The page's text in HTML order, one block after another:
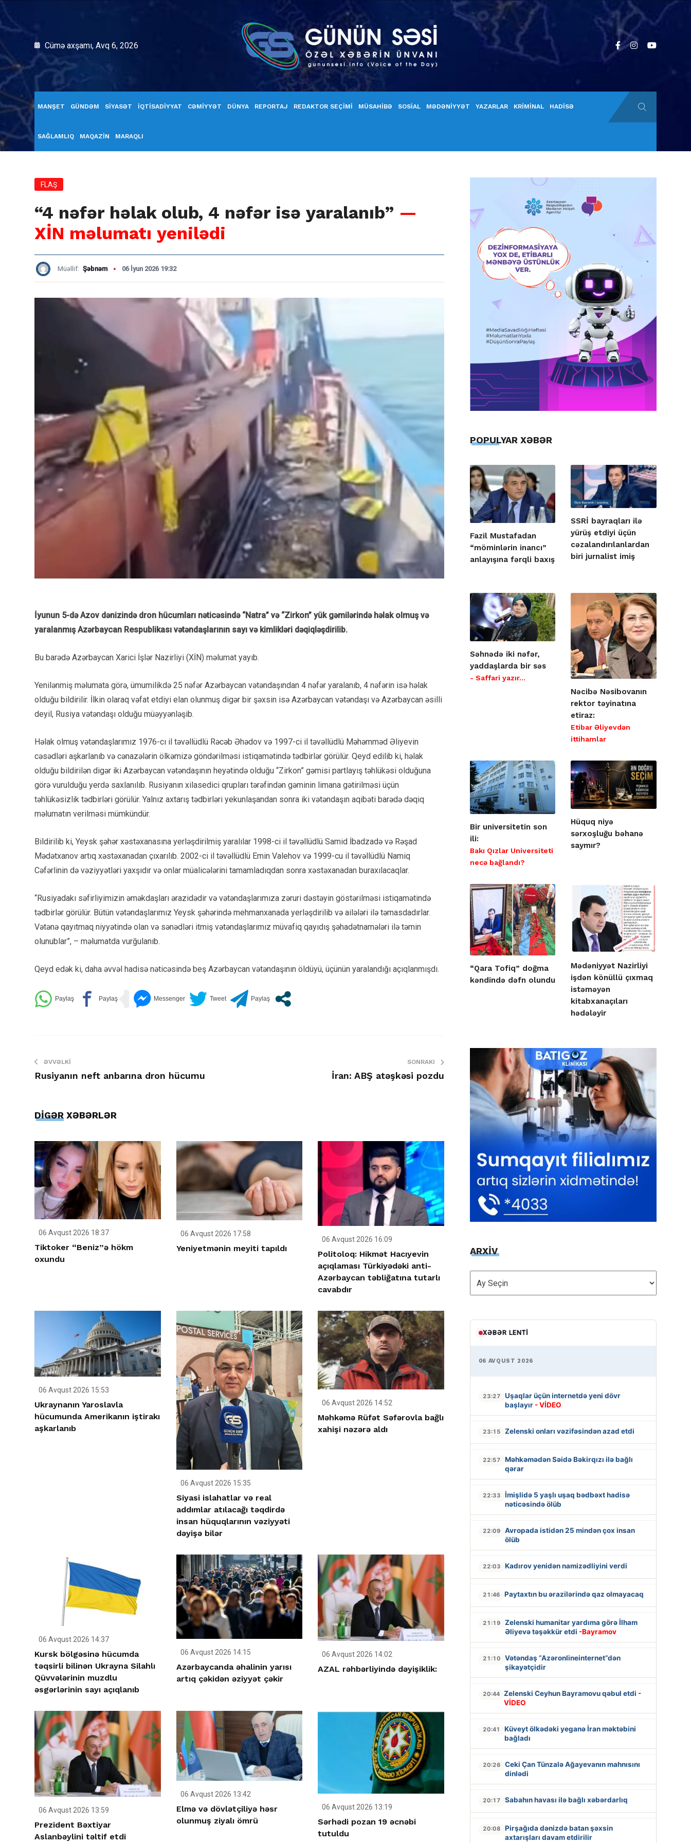
Cümə axşamı, Avq 6, 2026
MANŞET GÜNDƏM SİYASƏT İQTİSADİYYAT CƏMİYYƏT DÜNYA REPORTAJ REDAKTOR SEÇİMİ MÜSAHİBƏ SOSİAL MƏDƏNİYYƏT YAZARLAR KRİMİNAL HADİSƏ
SAĞLAMLIQ MAQAZİN MARAQLI
FLAŞ
“4 nəfər həlak olub, 4 nəfər isə yaralanıb” —
XİN məlumatı yenilədi
Müəllif: Şəbnəm 06 İyun 2026 19:32
İyunun 5-də Azov dənizində dron hücumları nəticəsində “Natra” və “Zirkon” yük gəmilərində həlak olmuş və
yaralanmış Azərbaycan Respublikası vətəndaşlarının sayı və kimlikləri dəqiqləşdirilib.
Bu barədə Azərbaycan Xarici İşlər Nazirliyi (XİN) məlumat yayıb.
Yenilənmiş məlumata görə, ümumilikdə 25 nəfər Azərbaycan vətəndaşından 4 nəfər yaralanıb, 4 nəfərin isə həlak
olduğu bildirilir. İlkin olaraq vəfat etdiyi elan olunmuş digər bir şəxsin isə Azərbaycan vətəndaşı və Azərbaycan əsilli
deyil, Rusiya vətəndaşı olduğu müəyyənləşib.
Həlak olmuş vətəndaşlarımız 1976-cı il təvəllüdlü Rəcəb Əhədov və 1997-ci il təvəllüdlü Məhəmməd Əliyevin
cəsədləri aşkarlanıb və cənazələrin ölkəmizə göndərilməsi istiqamətində tədbirlər görülür. Qeyd edilib ki, həlak
olduğu bildirilən digər iki Azərbaycan vətəndaşının heyətində olduğu “Zirkon” gəmisi partlayış təhlükəsi olduğuna
görə vurulduğu yerdə saxlanılıb. Rusiyanın xilasedici qrupları tərəfindən gəminin limana gətirilməsi üçün
təhlükəsizlik tədbirləri görülür. Yalnız axtarış tədbirləri yekunlaşandan sonra iki vətəndaşın aqibəti barədə dəqiq
məlumatın verilməsi mümkündür.
Bildirilib ki, Yeysk şəhər xəstəxanasına yerləşdirilmiş yaralılar 1998-ci il təvəllüdlü Samid İbadzadə və Rəşad
Mədətxanov artıq xəstəxanadan çıxarılıb. 2002-ci il təvəllüdlü Emin Valehov və 1999-cu il təvəllüdlü Namiq
Cəfərlinin də vəziyyətləri yaxşıdır və onlar müalicələrini tamamladıqdan sonra xəstəxanadan buraxılacaqlar.
“Rusiyadakı səfirliyimizin əməkdaşları ərazidədir və vətəndaşlarımıza zəruri dəstəyin göstərilməsi istiqamətində
tədbirlər görülür. Bütün vətəndaşlarımız Yeysk şəhərində mehmanxanada yerləşdirilib və ailələri ilə təmasdadırlar.
Vətənə qayıtmaq niyyətində olan və sənədləri itmiş vətəndaşlarımız müvafiq qayıdış şəhadətnamələri ilə təmin
olunublar”, – məlumatda vurğulanıb.
Qeyd edək ki, daha əvvəl hadisə nəticəsində beş Azərbaycan vətəndaşının öldüyü, üçünün yaralandığı açıqlanmışdı.
ƏVVƏLKI
Rusiyanın neft anbarına dron hücumu
SONRAKI
İran: ABŞ atəşkəsi pozdu
DİGƏR XƏBƏRLƏR
06 Avqust 2026 18:37
Tiktoker “Beniz”ə hökm
oxundu
06 Avqust 2026 17:58
Yeniyetmənin meyiti tapıldı
06 Avqust 2026 16:09
Politoloq: Hikmət Hacıyevin
açıqlaması Türkiyədəki anti-
Azərbaycan təbliğatına tutarlı
cavabdır
06 Avqust 2026 15:53
Ukraynanın Yaroslavla
hücumunda Amerikanın iştirakı
aşkarlanıb
06 Avqust 2026 15:35
Siyasi islahatlar və real
addımlar atılacağı təqdirdə
insan hüquqlarının vəziyyəti
dəyişə bilər
06 Avqust 2026 14:52
Məhkəmə Rüfət Səfərovla bağlı
xahişi nəzərə aldı
06 Avqust 2026 14:37
Kursk bölgəsinə hücumda
təqsirli bilinən Ukrayna Silahlı
Qüvvələrinin muzdlu
əsgərlərinin sayı açıqlanıb
06 Avqust 2026 14:15
Azərbaycanda əhalinin yarısı
artıq çəkidən əziyyət çəkir
06 Avqust 2026 14:02
AZAL rəhbərliyində dəyişiklik:
06 Avqust 2026 13:59
Prezident Bəxtiyar
Aslanbəylini təltif etdi
06 Avqust 2026 13:42
Elmə və dövlətçiliyə həsr
olunmuş ziyalı ömrü
06 Avqust 2026 13:19
Sərhədi pozan 19 əcnəbi
tutuldu
POPULYAR XƏBƏR
Fazil Mustafadan
“möminlərin inancı”
anlayışına fərqli baxış
SSRİ bayraqları ilə
yürüş etdiyi üçün
cəzalandırılanlardan
biri jurnalist imiş
Səhnədə iki nəfər,
yaddaşlarda bir səs
- Saffari yazır…
Nəcibə Nəsibovanın
rektor təyinatına
etiraz:
Etibar Əliyevdən
ittihamlar
Bir universitetin son
ili:
Bakı Qızlar Universiteti
necə bağlandı?
Hüquq niyə
sərxoşluğu bəhanə
saymır?
“Qara Tofiq” doğma
kəndində dəfn olundu
Mədəniyyət Nazirliyi
işdən könüllü çıxmaq
istəməyən
kitabxanaçıları
hədələyir
ARXİV
ARXİV
XƏBƏR LENTI
06 AVQUST 2026
23:27
Uşaqlar üçün internetdə yeni dövr
başlayır - VİDEO
23:15 Zelenski onları vəzifəsindən azad etdi
22:57
Məhkəmədən Səidə Bəkirqızı ilə bağlı
qərar
22:33
İmişlidə 5 yaşlı uşaq bədbəxt hadisə
nəticəsində ölüb
22:09
Avropada istidən 25 mindən çox insan
ölüb
22:03 Kadırov yenidən namizədliyini verdi
21:46 Paytaxtın bu ərazilərində qaz olmayacaq
21:19
Zelenski humanitar yardıma görə İlham
Əliyevə təşəkkür etdi -Bayramov
21:10
Vətəndaş “Azəronlineinternet”dən
şikayətçidir
20:44 Zelenski Ceyhun Bayramovu qəbul etdi -
VİDEO
20:41
Küveyt ölkədəki yeganə İran məktəbini
bağladı
20:26
Ceki Çan Tünzalə Ağayevanın mahnısını
dinlədi
20:17 Sabahın havası ilə bağlı xəbərdarlıq
20:08
Pirşağıda dənizdə batan şəxsin
axtarışları davam etdirilir